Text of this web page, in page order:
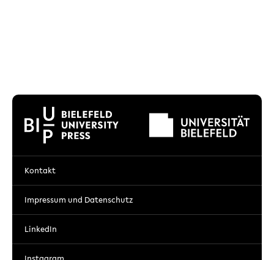
Kontakt
Impressum und Datenschutz
LinkedIn